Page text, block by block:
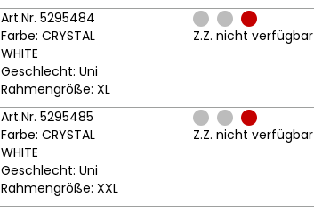
Art.Nr. 5295484
Farbe: CRYSTAL
WHITE
Geschlecht: Uni
Rahmengröße: XL
Z.Z. nicht verfügbar
Art.Nr. 5295485
Farbe: CRYSTAL
WHITE
Geschlecht: Uni
Rahmengröße: XXL
Z.Z. nicht verfügbar